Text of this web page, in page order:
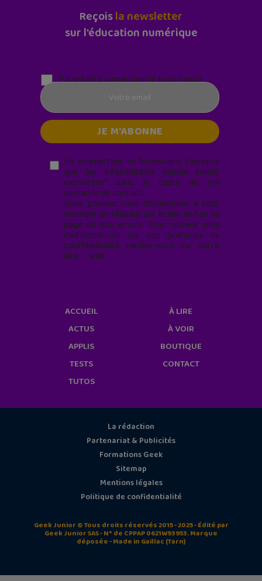
Reçoisla newsletter
sur l'éducation numérique
Parentalité numérique (le lundi matin)
En soumettant ce formulaire, j’accepte
que les informations saisies soient
exploitées* dans le cadre de ma
demande de contact.
Vous pouvez vous désabonner à tout
moment en cliquant sur le lien en bas de
page de nos emails. Pour obtenir plus
d'informations sur nos pratiques de
confidentialité, rendez-vous sur notre
site web
ACCUEIL
ACTUS
APPLIS
TESTS
TUTOS
À LIRE
À VOIR
BOUTIQUE
CONTACT
La rédaction
Partenariat & Publicités
Formations Geek
Sitemap
Mentions légales
Politique de confidentialité
Geek Junior © Tous droits réservés 2015 - 2025 - Édité par
Geek Junior SAS - N° de CPPAP 0621W93953. Marque
déposée - Made in Gaillac (Tarn)